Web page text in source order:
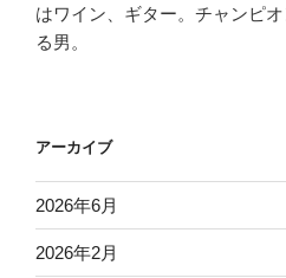
はワイン、ギター。チャンピ
る男。
アーカイブ
2026年6月
2026年2月